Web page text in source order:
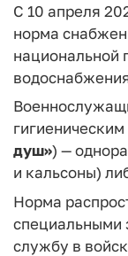
С 10 апреля
норма
национальной
душ») —
и кальсоны)
Норма
специальными
службу в